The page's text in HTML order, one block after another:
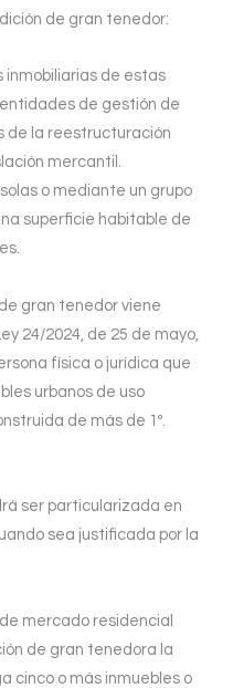
de gran tenedor:
inmobiliarias de estas
de gestión de
de la reestructuración
mercantil.
o mediante un grupo
superficie habitable de
gran tenedor viene
24/2024, de 25 de mayo,
física o jurídica que
urbanos de uso
de más de 1º.
ser particularizada en
sea justificada por la
mercado residencial
de gran tenedora la
cinco o más inmuebles o